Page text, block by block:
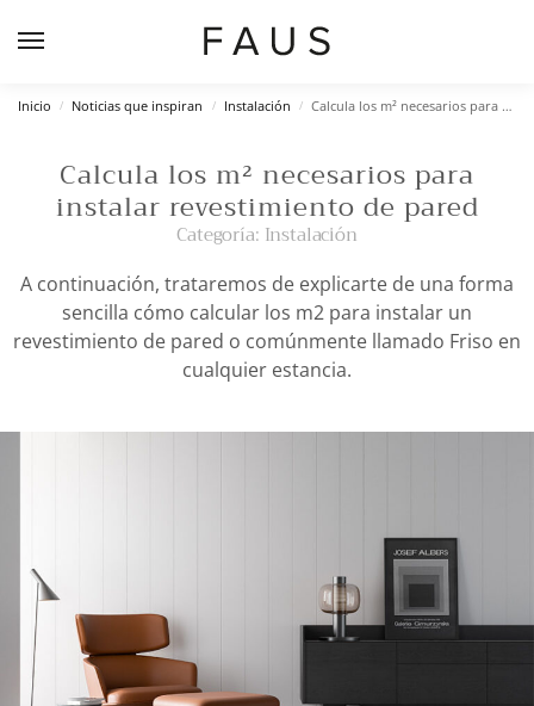
Inicio / Noticias que inspiran / Instalación / Calcula los m² necesarios para instalar revestimiento de pared
Calcula los m² necesarios para
instalar revestimiento de pared
Categoría: Instalación
A continuación, trataremos de explicarte de una forma
sencilla cómo calcular los m2 para instalar un
revestimiento de pared o comúnmente llamado Friso en
cualquier estancia.